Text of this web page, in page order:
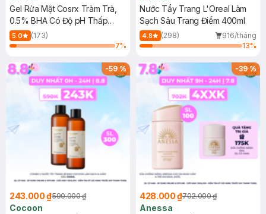
Gel Rửa Mặt Cosrx Tràm Trà,
0.5% BHA Có Độ pH Thấp
150ml
5.0
(173)
7%
Nước Tẩy Trang L'Oreal Làm
Sạch Sâu Trang Điểm 400ml
4.8 (298)
916/tháng
13%
-59%
243.000 ₫590.000 ₫
Cocoon
-39%
428.000 ₫702.000 ₫
Anessa